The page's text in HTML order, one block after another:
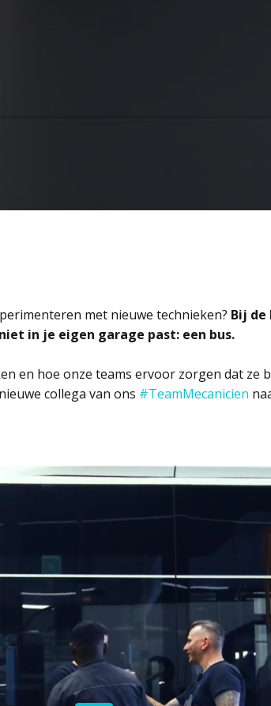
met nieuwe technieken? Bij de
en hoe onze teams ervoor zorgen dat ze
collega van ons #TeamMecanicien